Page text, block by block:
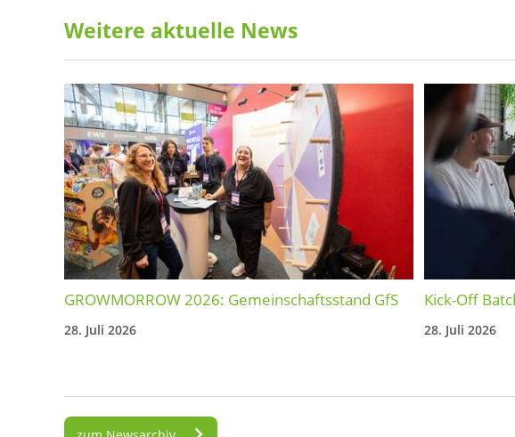
Weitere aktuelle News
GROWMORROW 2026: Gemeinschaftsstand GfS
28. Juli 2026
Kick-Off
28. Juli 2026